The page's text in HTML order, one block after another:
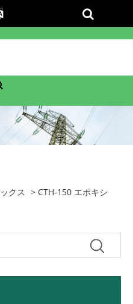
クス > CTH-150 エポキシ